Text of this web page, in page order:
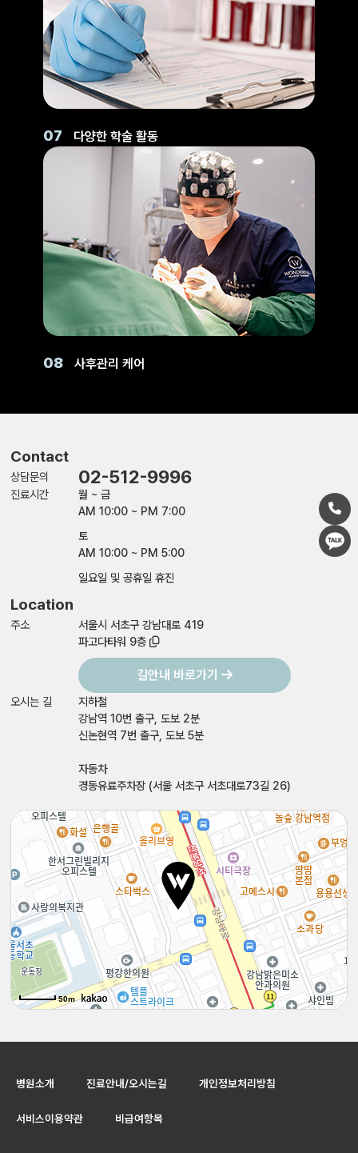
07 다양한 학술 활동
08 사후관리 케어
Contact
상담문의 02-512-9996
진료시간
월 ~ 금
AM 10:00 ~ PM 7:00
토
AM 10:00 ~ PM 5:00
일요일 및 공휴일 휴진
Location
주소
서울시 서초구 강남대로 419
파고다타워 9층
길안내 바로가기
오시는 길
지하철
강남역 10번 출구, 도보 2분
신논현역 7번 출구, 도보 5분
자동차
경동유료주차장 (서울 서초구 서초대로73길 26)
50m
50m
병원소개 진료안내/오시는길 개인정보처리방침
서비스이용약관 비급여항목